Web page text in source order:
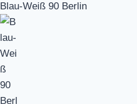
Blau-Weiß 90 Berlin